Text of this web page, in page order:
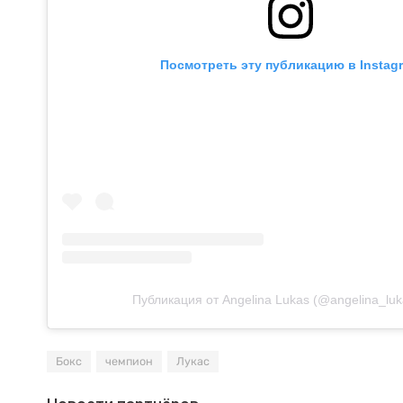
Посмотреть эту публикацию в
Публикация от Angelina Lukas
Бокс чемпион Лукас